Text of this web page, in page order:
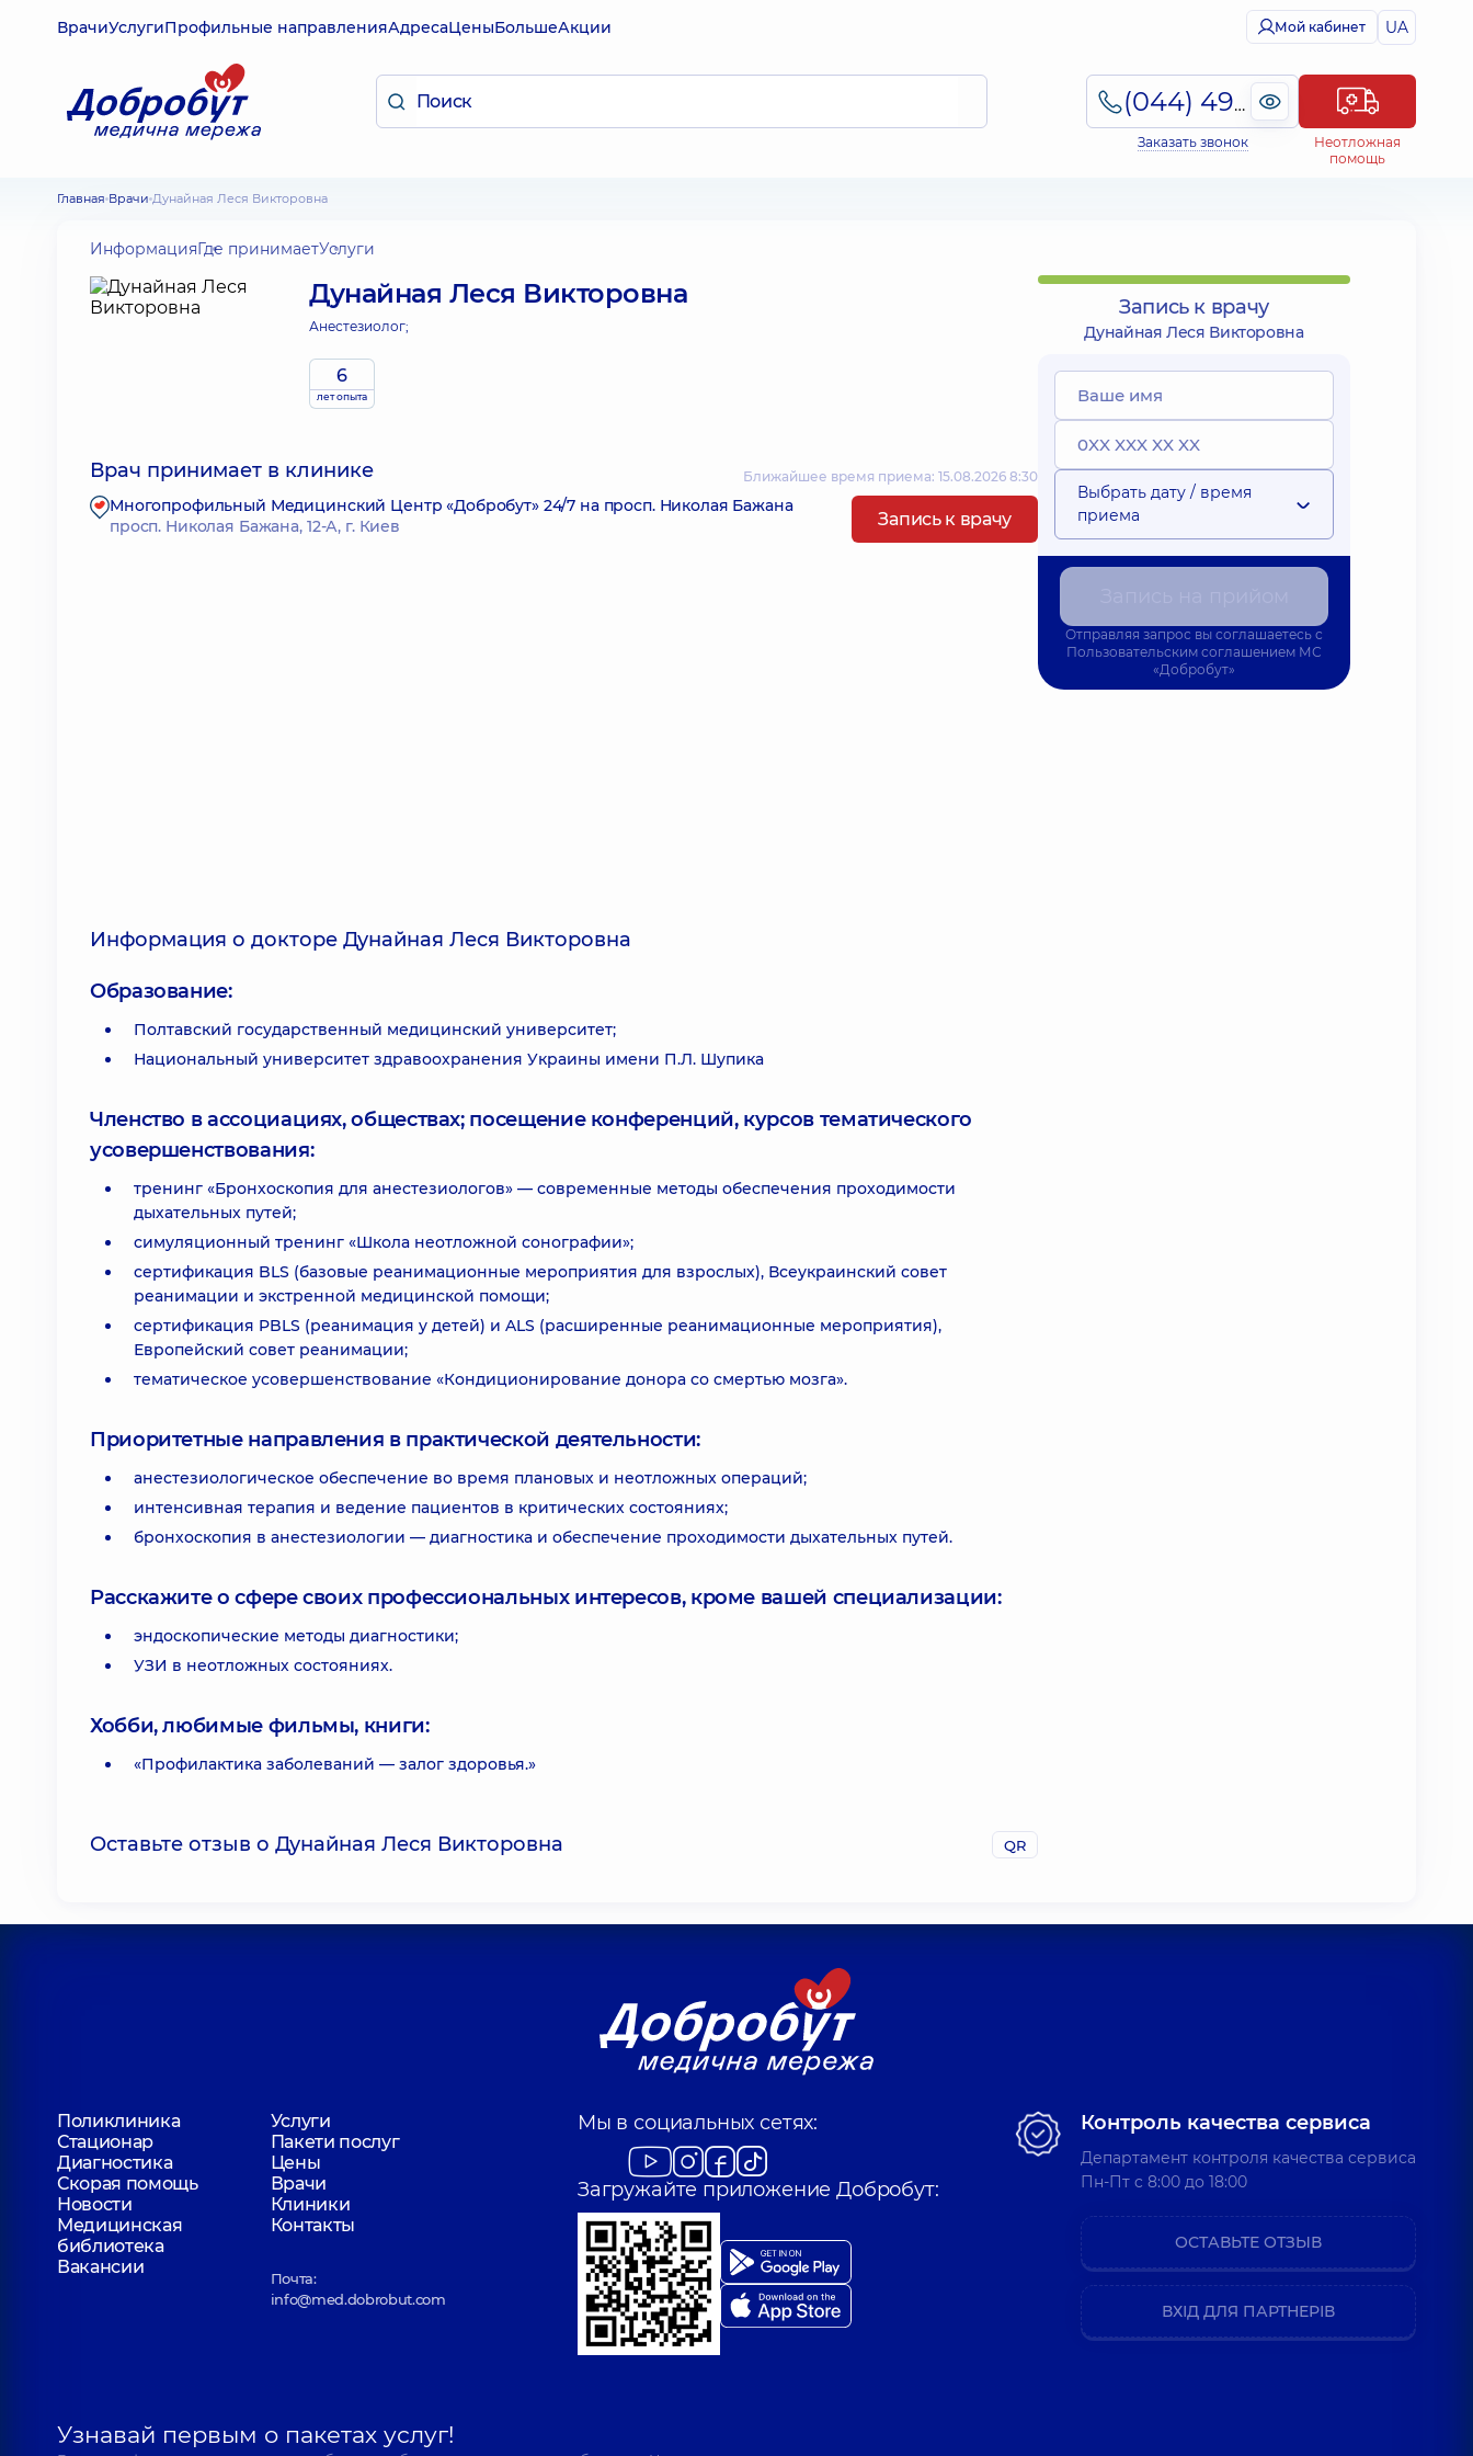
ВрачиУслугиПрофильные направленияАдресаЦеныБольшеАкции Мой кабинет UA
(044) 495-2-888
Заказать звонок
Неотложная
помощь
Главная Врачи Дунайная Леся Викторовна
ИнформацияГде принимаетУслуги
Дунайная Леся Викторовна
Анестезиолог;
6
лет опыта
Врач принимает в клинике Ближайшее время приема: 15.08.2026 8:30
Многопрофильный Медицинский Центр «Добробут» 24/7 на просп. Николая Бажана
просп. Николая Бажана, 12-А, г. Киев
Запись к врачу
Информация о докторе Дунайная Леся Викторовна
Образование:
Полтавский государственный медицинский университет;
Национальный университет здравоохранения Украины имени П.Л. Шупика
Членство в ассоциациях, обществах; посещение конференций, курсов тематического
усовершенствования:
тренинг «Бронхоскопия для анестезиологов» — современные методы обеспечения проходимости
дыхательных путей;
симуляционный тренинг «Школа неотложной сонографии»;
сертификация BLS (базовые реанимационные мероприятия для взрослых), Всеукраинский совет
реанимации и экстренной медицинской помощи;
сертификация PBLS (реанимация у детей) и ALS (расширенные реанимационные мероприятия),
Европейский совет реанимации;
тематическое усовершенствование «Кондиционирование донора со смертью мозга».
Приоритетные направления в практической деятельности:
анестезиологическое обеспечение во время плановых и неотложных операций;
интенсивная терапия и ведение пациентов в критических состояниях;
бронхоскопия в анестезиологии — диагностика и обеспечение проходимости дыхательных путей.
Расскажите о сфере своих профессиональных интересов, кроме вашей специализации:
эндоскопические методы диагностики;
УЗИ в неотложных состояниях.
Хобби, любимые фильмы, книги:
«Профилактика заболеваний — залог здоровья.»
Оставьте отзыв о Дунайная Леся Викторовна QR
Запись к врачу
Дунайная Леся Викторовна
Выбрать дату / время
приема
Отправляя запрос вы соглашаетесь с
Пользовательским соглашением МС
«Добробут»
Поликлиника
Услуги
Стационар
Пакети послуг
Диагностика
Цены
Скорая помощь
Врачи
Новости
Клиники
Медицинская
библиотека
Контакты
Вакансии
Почта:
info@med.dobrobut.com
Мы в социальных сетях:
Загружайте приложение Добробут:
Узнавай первым о пакетах услуг!
Контроль качества сервиса
Департамент контроля качества сервиса
Пн-Пт c 8:00 до 18:00
ОСТАВЬТЕ ОТЗЫВ
ВХІД ДЛЯ ПАРТНЕРІВ